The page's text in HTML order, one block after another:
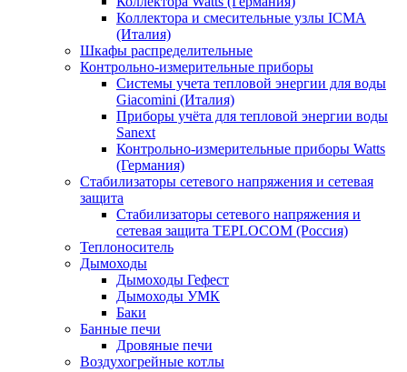
Коллектора и смесительные узлы ICMA
(Италия)
Шкафы распределительные
Контрольно-измерительные приборы
Системы учета тепловой энергии для воды
Giacomini (Италия)
Приборы учёта для тепловой энергии воды
Sanext
Контрольно-измерительные приборы Watts
(Германия)
Стабилизаторы сетевого напряжения и сетевая
защита
Стабилизаторы сетевого напряжения и
сетевая защита TEPLOCOM (Россия)
Теплоноситель
Дымоходы
Дымоходы Гефест
Дымоходы УМК
Баки
Банные печи
Дровяные печи
Воздухогрейные котлы